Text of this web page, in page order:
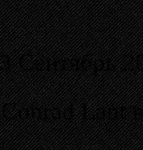
Сентябрь
Lant